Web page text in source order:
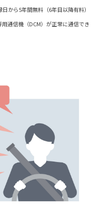
から5年間無料（6年目以降有料）
通信機（DCM）が正常に通信でき